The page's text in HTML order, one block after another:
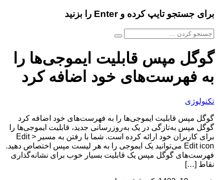
برای جستجو تایپ کرده و Enter را بزنید
گوگل مپس قابلیت ایموجی‌ها را
به فهرست‌های خود اضافه کرد
تکنولوژی
گوگل مپس قابلیت ایموجی‌ها را به فهرست‌های خود اضافه کرد
گوگل مپس به‌تازگی در یک به‌روزرسانی جدید، قابلیت ایموجی‌ها را
برای کاربران خود ارائه کرده است. شما با رفتن به مسیر Edit >
Edit icon می‌توانید یک ایموجی را به هر لیست مپس اختصاص دهید.
فهرست‌های گوگل مپس یک قابلیت بسیار خوب برای نشانه‌گذاری
نقاط […]